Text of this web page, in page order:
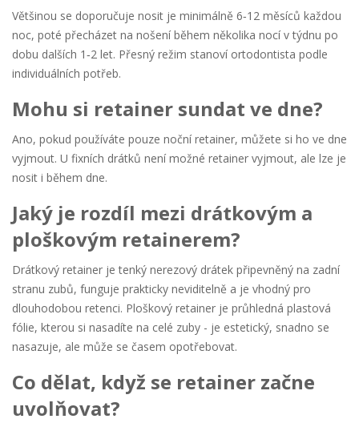
Většinou se doporučuje nosit je minimálně 6‑12 měsíců každou
noc, poté přecházet na nošení během několika nocí v týdnu po
dobu dalších 1‑2 let. Přesný režim stanoví ortodontista podle
individuálních potřeb.
Mohu si retainer sundat ve dne?
Ano, pokud používáte pouze noční retainer, můžete si ho ve dne
vyjmout. U fixních drátků není možné retainer vyjmout, ale lze je
nosit i během dne.
Jaký je rozdíl mezi drátkovým a
ploškovým retainerem?
Drátkový retainer je tenký nerezový drátek připevněný na zadní
stranu zubů, funguje prakticky neviditelně a je vhodný pro
dlouhodobou retenci. Ploškový retainer je průhledná plastová
fólie, kterou si nasadíte na celé zuby - je estetický, snadno se
nasazuje, ale může se časem opotřebovat.
Co dělat, když se retainer začne
uvolňovat?